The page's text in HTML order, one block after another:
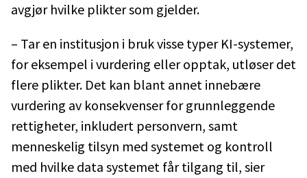
avgjør hvilke plikter som gjelder.
– Tar en institusjon i bruk visse typer KI-systemer,
for eksempel i vurdering eller opptak, utløser det
flere plikter. Det kan blant annet innebære
vurdering av konsekvenser for grunnleggende
rettigheter, inkludert personvern, samt
menneskelig tilsyn med systemet og kontroll
med hvilke data systemet får tilgang til, sier